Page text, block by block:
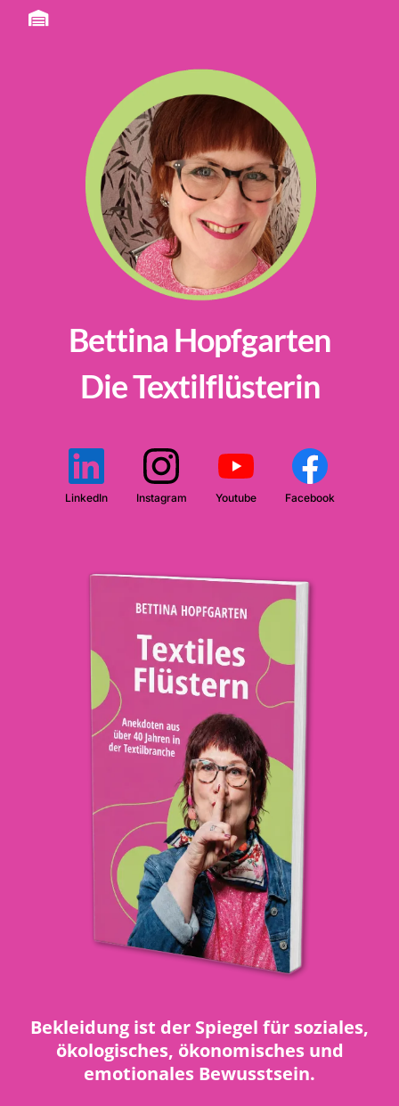
Bettina Hopfgarten
Die Textilflüsterin
LinkedIn Instagram Youtube Facebook
Bekleidung ist der Spiegel für soziales,
ökologisches, ökonomisches und
emotionales Bewusstsein.